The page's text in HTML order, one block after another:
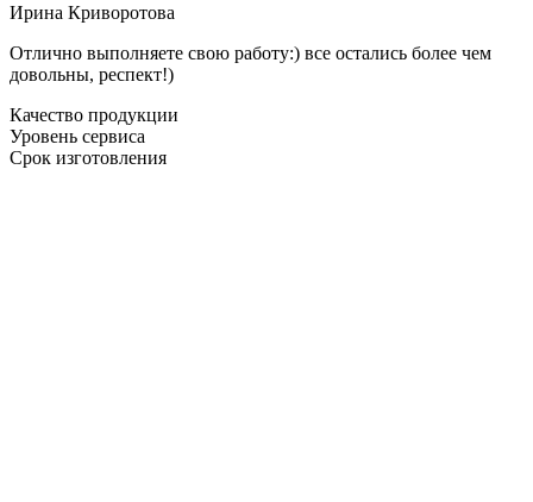
Ирина Криворотова
Отлично выполняете свою работу:) все остались более чем
довольны, респект!)
Качество продукции
Уровень сервиса
Срок изготовления